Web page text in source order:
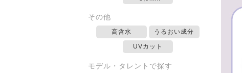
その他
高含水 うるおい成分
UVカット
モデル・タレントで探す